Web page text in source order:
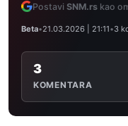
Postavi SNM.rs kao
Beta•21.03.2026 | 21:11•3
3
KOMENTARA